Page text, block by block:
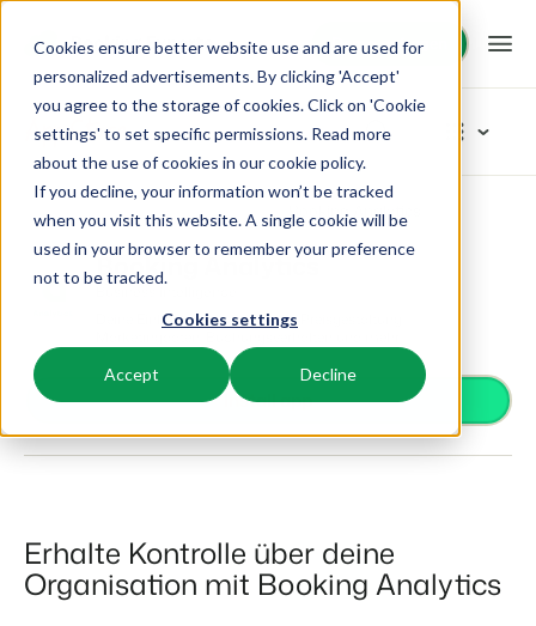
Cookies ensure better website use and are used for
personalized advertisements. By clicking 'Accept'
you agree to the storage of cookies. Click on 'Cookie
settings' to set specific permissions. Read more
about the use of cookies in our cookie policy.
If you decline, your information won’t be tracked
when you visit this website. A single cookie will be
used in your browser to remember your preference
not to be tracked.
Cookies settings
Accept Decline
Demo anfragen
Demo anfragen
Plattform
BEX PMS
PMS
Verwalte alle Backoffice Abläufe.
Vermarkte dein Angebot auf verschiedenen Channels.
Business Intelligence
Unsere Lösungen
BEX für:
Ferienhäuser, Bungalows, Mobilheime und Weinfässer.
Stellplätze, Camping, Glamping und Zelten.
Hotels
Hotelzimmer, Appartements, B&Bs und Pensionen.
Ressourcen
Wissenswertes
BEX Educate | Pro
Weiter lernen, weiter führen in der Freizeitbranche
Events
Lerne uns auf verschiedenen Veranstaltungen kennen.
Preise
Kundenstories
Für Campingplätze
Wechseln
App Store
Kategorien durchstöbern
Zutrittskontrolle
Zahlungsanbieter
Zahlungen erhalten
Distribution
Vermarkte dein Angebot auf verschiedenen Plattformen
Gästeerlebnis
Optimiere das Gästeerlebnis
Content Management
Integriere mit jedem CMS
Facility Management
App Store Business Intelligence Booking Analytics
Booking Analytics
Deine Einblicke in dynamische Preisgestaltung,
Install app
Erhalte Kontrolle über deine
Organisation mit Booking Analytics